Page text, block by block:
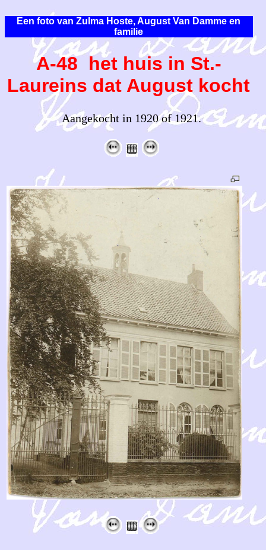
Een foto van Zulma Hoste, August Van Damme en
familie
A-48 het huis in St.-
Laureins dat August kocht
Aangekocht in 1920 of 1921.